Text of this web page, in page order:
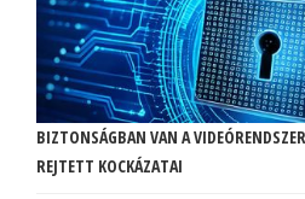
BIZTONSÁGBAN VAN A
REJTETT KOCKÁZATAI